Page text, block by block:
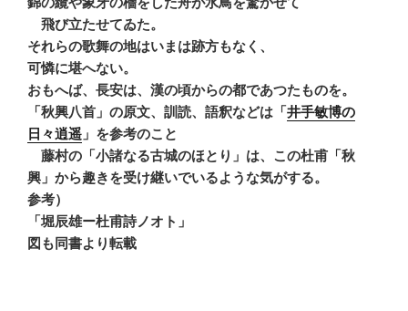
飛び立たせてゐた。
それらの歌舞の地はいまは跡方もなく、
可憐に堪へない。
おもへば、長安は、漢の頃からの都であつたものを。
「秋興八首」の原文、訓読、語釈などは「井手敏博の
日々逍遥 」を参考のこと
藤村の「小諸なる古城のほとり」は、この杜甫「秋
興」から趣きを受け継いでいるような気がする。
参考）
「堀辰雄ー杜甫詩ノオト」
図も同書より転載